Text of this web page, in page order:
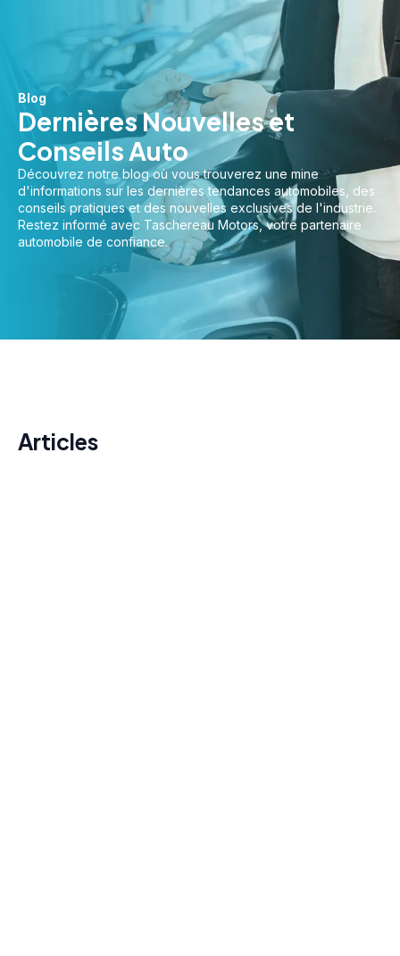
Blog
Dernières Nouvelles et
Conseils Auto
Découvrez notre blog où vous trouverez une mine
d'informations sur les dernières tendances automobiles, des
conseils pratiques et des nouvelles exclusives de l'industrie.
Restez informé avec Taschereau Motors, votre partenaire
automobile de confiance.
Articles